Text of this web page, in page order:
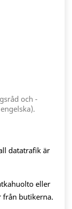
och -
datatrafik är
eller
från butikerna.